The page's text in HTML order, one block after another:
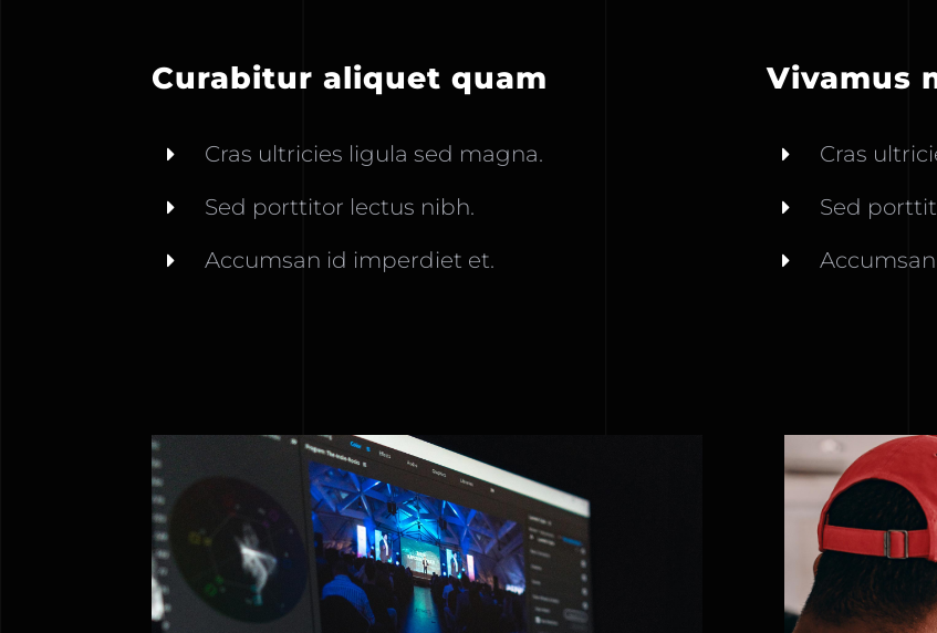
Curabitur aliquet quam
Cras ultricies ligula sed magna.
Sed porttitor lectus nibh.
Accumsan id imperdiet et.
Vivamus
Cras
Sed